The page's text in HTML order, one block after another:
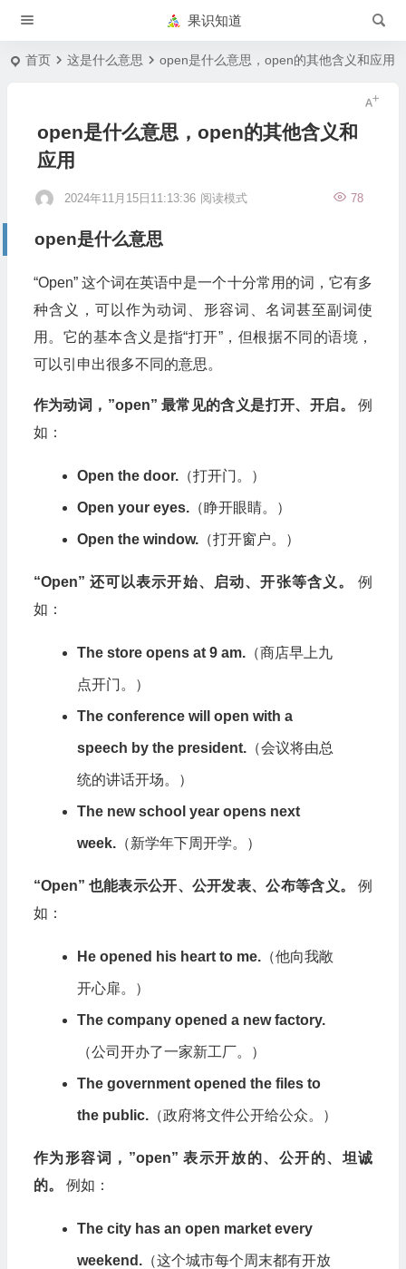
果识知道
首页 这是什么意思 open是什么意思，open的其他含义和应用
open是什么意思，open的其他含义和
应用
2024年11月15日11:13:36 78
阅读模式
open是什么意思
“Open” 这个词在英语中是一个十分常用的词，它有多
种含义，可以作为动词、形容词、名词甚至副词使
用。它的基本含义是指“打开”，但根据不同的语境，
可以引申出很多不同的意思。
作为动词，”open” 最常见的含义是打开、开启。
例
如：
Open the door.（打开门。）
Open your eyes.（睁开眼睛。）
Open the window.（打开窗户。）
“Open” 还可以表示开始、启动、开张等含义。
例
如：
The store opens at 9 am.（商店早上九
点开门。）
The conference will open with a
speech by the president.（会议将由总
统的讲话开场。）
The new school year opens next
week.（新学年下周开学。）
“Open” 也能表示公开、公开发表、公布等含义。
例
如：
He opened his heart to me.（他向我敞
开心扉。）
The company opened a new factory.
（公司开办了一家新工厂。）
The government opened the files to
the public.（政府将文件公开给公众。）
作为形容词，”open” 表示开放的、公开的、坦诚
的。
例如：
The city has an open market every
weekend.（这个城市每个周末都有开放